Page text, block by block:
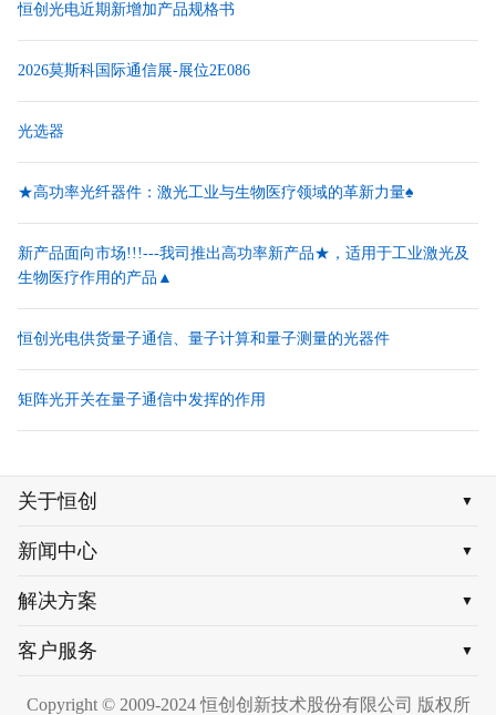
恒创光电近期新增加产品规格书
2026莫斯科国际通信展-展位2E086
光选器
★高功率光纤器件：激光工业与生物医疗领域的革新力量♠
新产品面向市场!!!---我司推出高功率新产品★，适用于工业激光及
生物医疗作用的产品▲
恒创光电供货量子通信、量子计算和量子测量的光器件
矩阵光开关在量子通信中发挥的作用
关于恒创 ▼
新闻中心 ▼
解决方案 ▼
客户服务 ▼
Copyright © 2009-2024 恒创创新技术股份有限公司 版权所